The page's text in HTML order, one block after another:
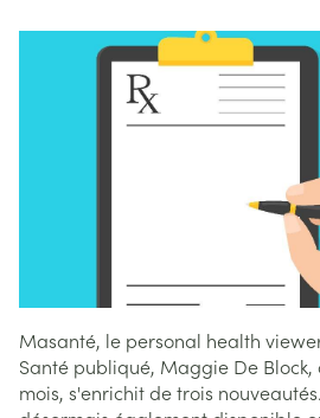
Masanté, le personal health
Santé publiqué, Maggie De
mois, s'enrichit de trois